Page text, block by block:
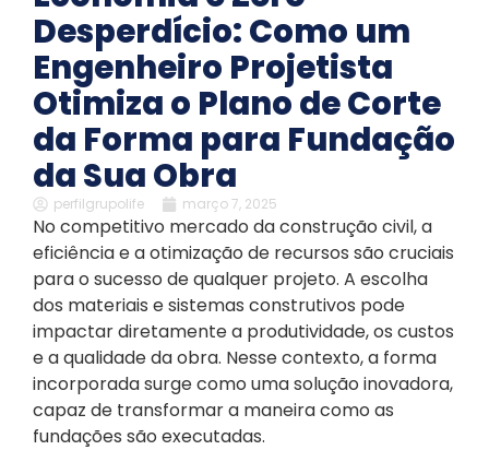
Desperdício: Como um
Engenheiro Projetista
Otimiza o Plano de Corte
da Forma para Fundação
da Sua Obra
perfilgrupolife março 7, 2025
No competitivo mercado da construção civil, a
eficiência e a otimização de recursos são cruciais
para o sucesso de qualquer projeto. A escolha
dos materiais e sistemas construtivos pode
impactar diretamente a produtividade, os custos
e a qualidade da obra. Nesse contexto, a forma
incorporada surge como uma solução inovadora,
capaz de transformar a maneira como as
fundações são executadas.